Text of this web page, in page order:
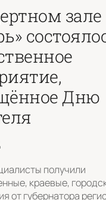
зале
Дню
получили
краевые,
от губернатора